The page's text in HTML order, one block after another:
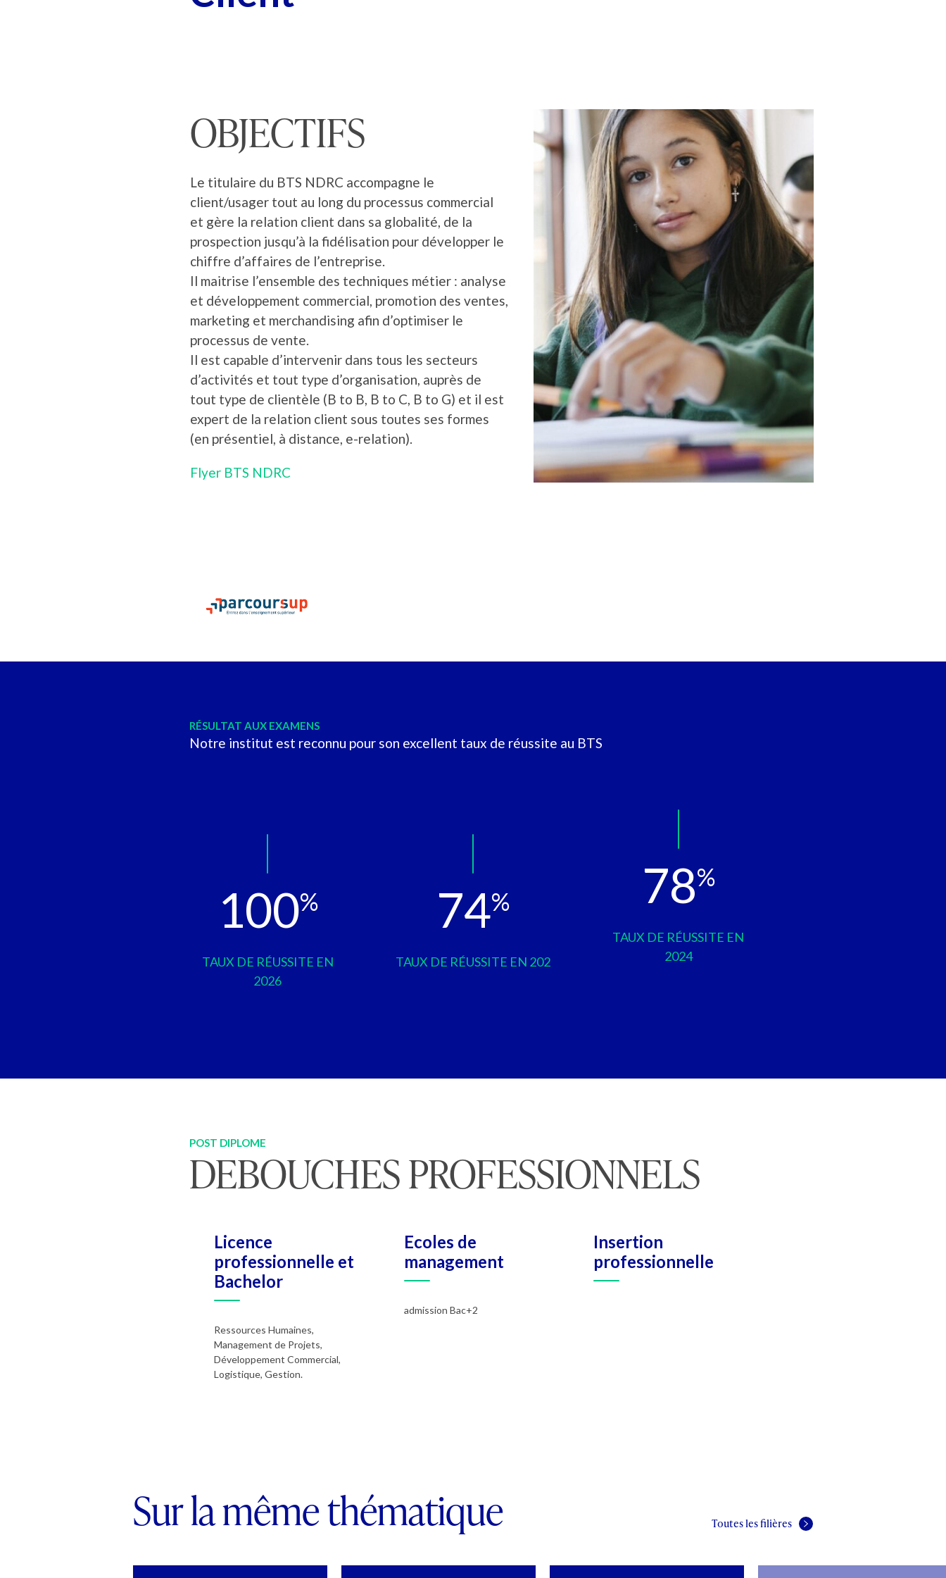
OBJECTIFS
Le titulaire du BTS NDRC accompagne le
client/usager tout au long du processus commercial
et gère la relation client dans sa globalité, de la
prospection jusqu’à la fidélisation pour développer le
chiffre d’affaires de l’entreprise.
Il maitrise l’ensemble des techniques métier : analyse
et développement commercial, promotion des ventes,
marketing et merchandising afin d’optimiser le
processus de vente.
Il est capable d’intervenir dans tous les secteurs
d’activités et tout type d’organisation, auprès de
tout type de clientèle (B to B, B to C, B to G) et il est
expert de la relation client sous toutes ses formes
(en présentiel, à distance, e-relation).
Flyer BTS NDRC
RÉSULTAT AUX EXAMENS
Notre institut est reconnu pour son excellent taux de réussite au BTS
100%
TAUX DE RÉUSSITE EN
2026
74%
TAUX DE RÉUSSITE EN 202
78%
TAUX DE RÉUSSITE EN
2024
POST DIPLOME
DEBOUCHES PROFESSIONNELS
Licence
professionnelle et
Bachelor
Ressources Humaines,
Management de Projets,
Développement Commercial,
Logistique, Gestion.
Ecoles de
management
admission Bac+2
Insertion
professionnelle
Sur la même thématique Toutes les filières